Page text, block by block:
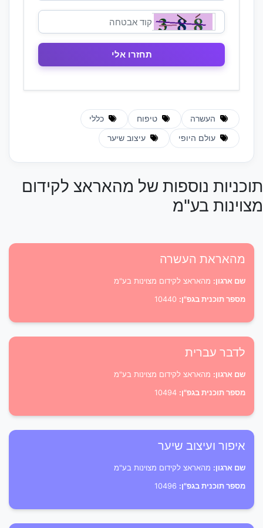
העשרה טיפוח כללי
עולם היופי עיצוב שיער
תוכניות נוספות של מהאראצ לקידום
מצוינות בע"מ
מהאראת העשרה
שם ארגון: מהאראצ לקידום מצוינות בע"מ
מספר תוכנית בגפ"ן:
לדבר עברית
שם ארגון: מהאראצ לקידום מצוינות בע"מ
מספר תוכנית בגפ"ן:
איפור ועיצוב שיער
שם ארגון: מהאראצ לקידום מצוינות בע"מ
מספר תוכנית בגפ"ן: